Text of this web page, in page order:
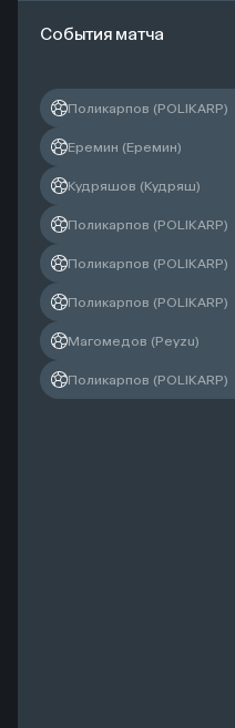
Резервный судья
События матча
Поликарпов (POLIKARP)
Еремин (Еремин)
Кудряшов (Кудряш)
Поликарпов (POLIKARP)
Поликарпов (POLIKARP)
Поликарпов (POLIKARP)
Магомедов (Peyzu)
Поликарпов (POLIKARP)